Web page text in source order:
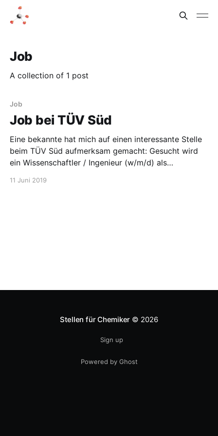
Job
A collection of 1 post
Job
Job bei TÜV Süd
Eine bekannte hat mich auf einen interessante Stelle
beim TÜV Süd aufmerksam gemacht: Gesucht wird
ein Wissenschaftler / Ingenieur (w/m/d) als
11 Juni 2019
Stellen für Chemiker © 2026
Sign up
Powered by Ghost